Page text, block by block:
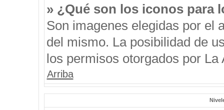
» ¿Qué son los iconos para
Son imagenes elegidas por el
del mismo. La posibilidad de
los permisos otorgados por La
Arriba